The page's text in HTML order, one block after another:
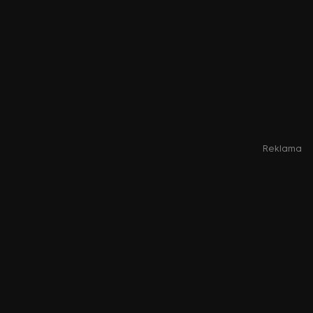
Reklama